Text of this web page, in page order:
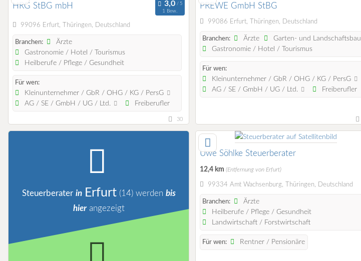
HRG StBG mbH
1 Bew.
99096 Erfurt, Thüringen, Deutschland
Branchen:
Ärzte
Gastronomie / Hotel / Tourismus
Heilberufe / Pflege / Gesundheit
Für wen:
Kleinunternehmer / GbR / OHG / KG / PersG
AG / SE / GmbH / UG / Ltd.
Freiberufler
30
PREWE GmbH StBG
99086 Erfurt, Thüringen, Deutschland
Branchen: Ärzte
Garten- und Landschaftsbau
Gastronomie / Hotel / Tourismus
Für wen:
Kleinunternehmer / GbR / OHG / KG / PersG
AG / SE / GmbH / UG / Ltd.
Freiberufler
Steuerberater in Erfurt (14)werden bis
hierangezeigt
Uwe Söhlke Steuerberater
12,4 km (Entfernung von Erfurt)
99334 Amt Wachsenburg, Thüringen, Deutschland
Branchen:
Ärzte
Heilberufe / Pflege / Gesundheit
Landwirtschaft / Forstwirtschaft
Für wen: Rentner / Pensionäre